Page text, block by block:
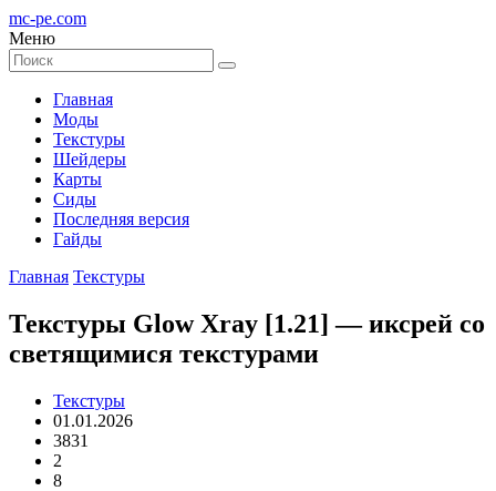
mc-pe.com
Меню
Главная
Моды
Текстуры
Шейдеры
Карты
Сиды
Последняя версия
Гайды
Главная Текстуры
Текстуры Glow Xray [1.21] — иксрей со
светящимися текстурами
Текстуры
01.01.2026
3831
2
8